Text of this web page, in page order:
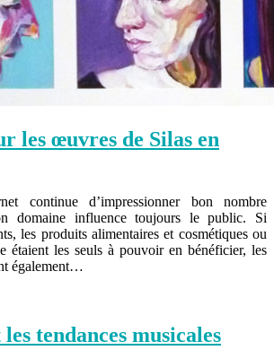
les œuvres de Silas en
continue d’impressionner bon nombre
domaine influence toujours le public. Si
les produits alimentaires et cosmétiques ou
étaient les seuls à pouvoir en bénéficier, les
également…
tendances musicales